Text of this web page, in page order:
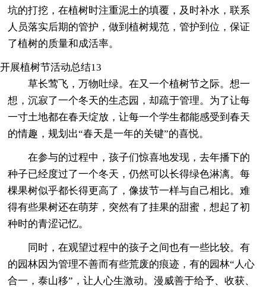
坑的打挖，在植树时注重泥土的填覆，及时补水，联系
人员落实后期的管护，做到植树规范，管护到位，保证
了植树的质量和成活率。
开展植树节活动总结13
草长莺飞，万物吐绿。在又一个植树节之际。想一
想，沉寂了一个冬天的生态园，却疏于管理。为了让每
一寸土地都在春天绽放，让每一个学生都能感受到春天
的情趣，规划出“春天是一年的关键”的喜悦。
在参与的过程中，孩子们惊喜地发现，去年播下的
种子已经度过了一个冬天，仍然可以长得绿色淋漓。每
棵果树似乎都长得更高了，像拔节一样与自己相比。难
得有些果树还在萌芽，突然有了挂果的甜蜜，想起了初
种时的青涩记忆。
同时，在观望过程中的孩子之间也有一些比较。有
的园林因为管理不善而有些荒废的痕迹，有的园林“人心
合一，泰山移”，让人心生激动。漫威善于给予、收获、